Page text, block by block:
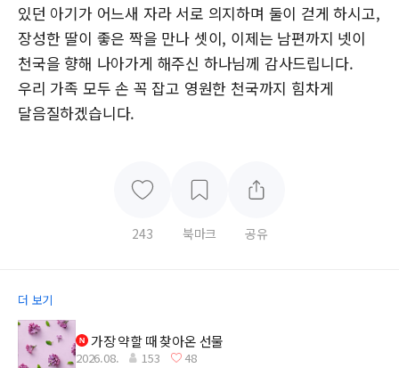
있던 아기가 어느새 자라 서로 의지하며 둘이 걷게 하시고,
장성한 딸이 좋은 짝을 만나 셋이, 이제는 남편까지 넷이
천국을 향해 나아가게 해주신 하나님께 감사드립니다.
우리 가족 모두 손 꼭 잡고 영원한 천국까지 힘차게
달음질하겠습니다.
243 북마크 공유
더 보기
가장 약할 때 찾아온 선물
2026.08. 153 48